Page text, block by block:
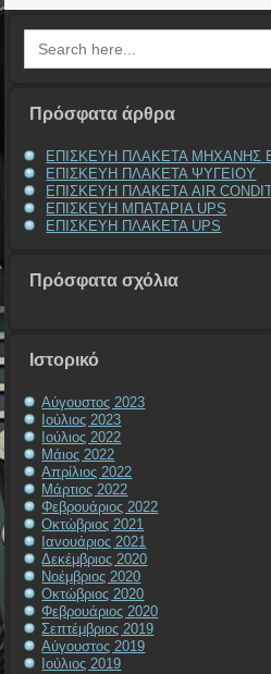
Search
for:
Πρόσφατα άρθρα
ΕΠΙΣΚΕΥΗ ΠΛΑΚΕΤΑ ΜΗΧΑΝΗΣ
ΕΠΙΣΚΕΥΗ ΠΛΑΚΕΤΑ ΨΥΓΕΙΟΥ
ΕΠΙΣΚΕΥΗ ΠΛΑΚΕΤΑ AIR
ΕΠΙΣΚΕΥΗ ΜΠΑΤΑΡΙΑ UPS
ΕΠΙΣΚΕΥΗ ΠΛΑΚΕΤΑ UPS
Πρόσφατα σχόλια
Ιστορικό
Αύγουστος 2023
Ιούλιος 2023
Ιούλιος 2022
Μάιος 2022
Απρίλιος 2022
Μάρτιος 2022
Φεβρουάριος 2022
Οκτώβριος 2021
Ιανουάριος 2021
Δεκέμβριος 2020
Νοέμβριος 2020
Οκτώβριος 2020
Φεβρουάριος 2020
Σεπτέμβριος 2019
Αύγουστος 2019
Ιούλιος 2019